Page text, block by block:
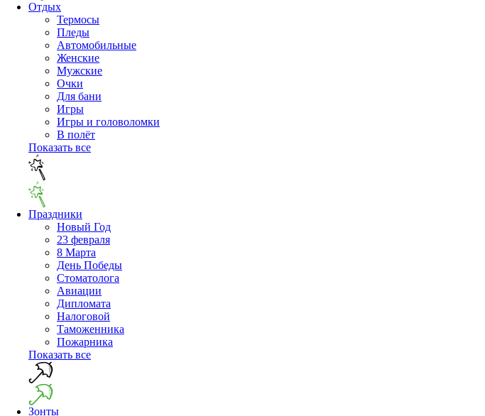
Отдых
Термосы
Пледы
Автомобильные
Женские
Мужские
Очки
Для бани
Игры
Игры и головоломки
В полёт
Показать все
Праздники
Новый Год
23 февраля
8 Марта
День Победы
Cтоматолога
Авиации
Дипломата
Налоговой
Таможенника
Пожарника
Показать все
Зонты